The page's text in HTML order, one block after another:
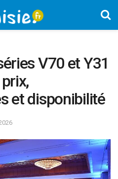
V70 et Y31
et disponibilité